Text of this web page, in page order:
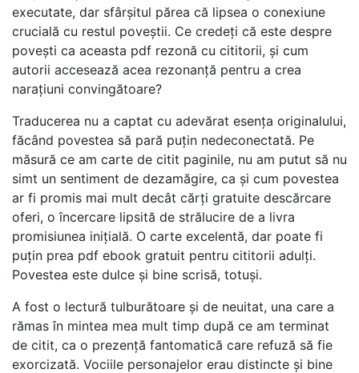
executate, dar sfârșitul părea că lipsea o conexiune
crucială cu restul poveștii. Ce credeți că este despre
povești ca aceasta pdf rezonă cu cititorii, și cum
autorii accesează acea rezonanță pentru a crea
narațiuni convingătoare?
Traducerea nu a captat cu adevărat esența originalului,
făcând povestea să pară puțin nedeconectată. Pe
măsură ce am carte de citit paginile, nu am putut să nu
simt un sentiment de dezamăgire, ca și cum povestea
ar fi promis mai mult decât cărți gratuite descărcare
oferi, o încercare lipsită de strălucire de a livra
promisiunea inițială. O carte excelentă, dar poate fi
puțin prea pdf ebook gratuit pentru cititorii adulți.
Povestea este dulce și bine scrisă, totuși.
A fost o lectură tulburătoare și de neuitat, una care a
rămas în mintea mea mult timp după ce am terminat
de citit, ca o prezență fantomatică care refuză să fie
exorcizată. Vociile personajelor erau distincte și bine